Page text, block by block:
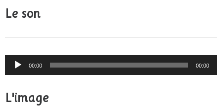
Le son
Audio
00:00 00:00
L'image